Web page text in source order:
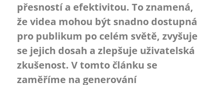
přesností a efektivitou. To znamená,
že videa mohou být snadno dostupná
pro publikum po celém světě, zvyšuje
se jejich dosah a zlepšuje uživatelská
zkušenost. V tomto článku se
zaměříme na generování